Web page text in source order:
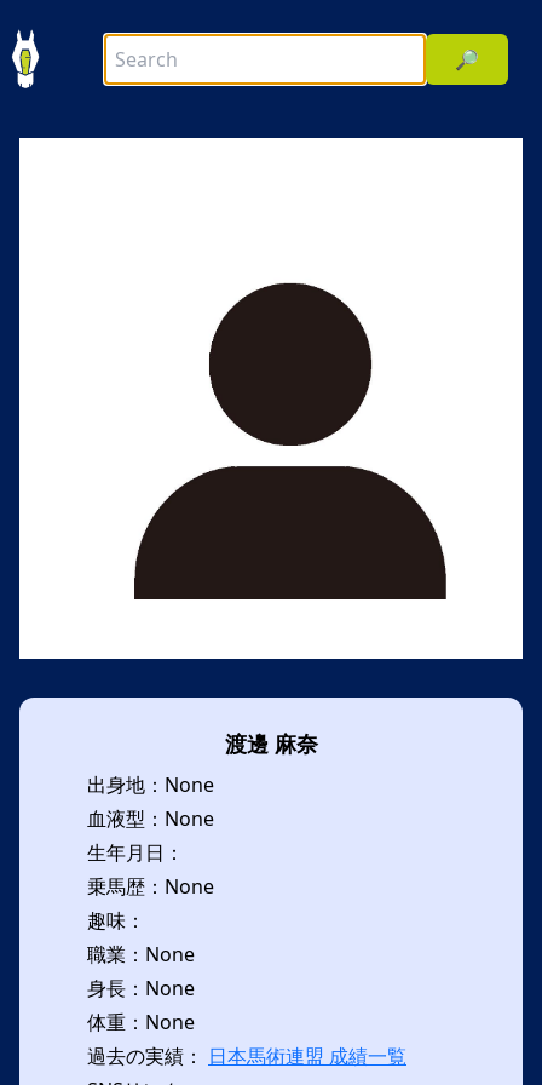
🔎
渡邊 麻奈
出身地：None
血液型：None
生年月日：
乗馬歴：None
趣味：
職業：None
身長：None
体重：None
過去の実績： 日本馬術連盟 成績一覧